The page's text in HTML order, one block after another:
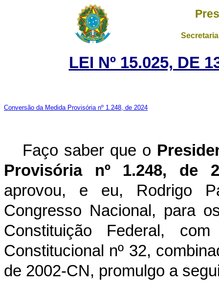
LEI Nº 15.025, DE
Conversão da Medida Provisória nº 1.248, de 2024
Faço saber que o
Provisória nº 1.248, de
aprovou, e eu, Rodrigo
Congresso Nacional, para
Constituição Federal,
Constitucional nº 32,
de 2002-CN, promulgo a